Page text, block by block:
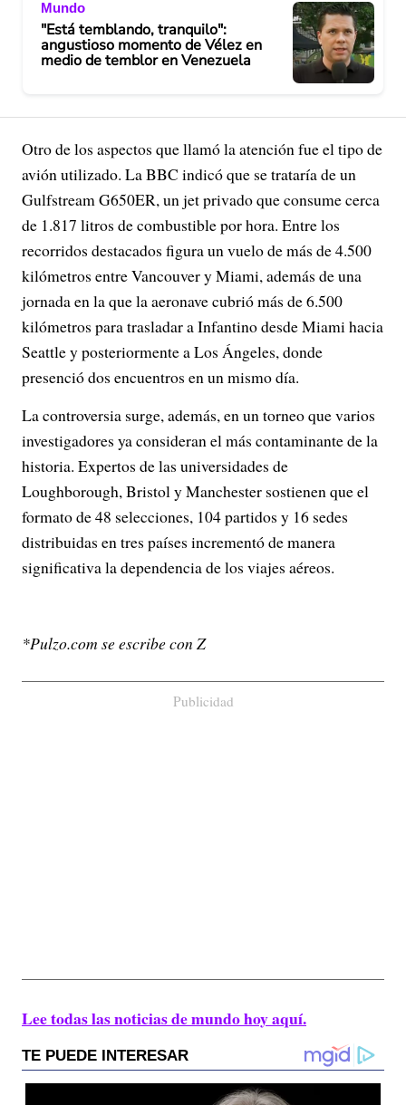
Mundo
"Está temblando, tranquilo":
angustioso momento de Vélez en
medio de temblor en Venezuela
Otro de los aspectos que llamó la atención fue el tipo de
avión utilizado. La BBC indicó que se trataría de un
Gulfstream G650ER, un jet privado que consume cerca
de 1.817 litros de combustible por hora. Entre los
recorridos destacados figura un vuelo de más de 4.500
kilómetros entre Vancouver y Miami, además de una
jornada en la que la aeronave cubrió más de 6.500
kilómetros para trasladar a Infantino desde Miami hacia
Seattle y posteriormente a Los Ángeles, donde
presenció dos encuentros en un mismo día.
La controversia surge, además, en un torneo que varios
investigadores ya consideran el más contaminante de la
historia. Expertos de las universidades de
Loughborough, Bristol y Manchester sostienen que el
formato de 48 selecciones, 104 partidos y 16 sedes
distribuidas en tres países incrementó de manera
significativa la dependencia de los viajes aéreos.
*Pulzo.com se escribe con Z
Publicidad
Lee todas las noticias de mundo hoy aquí.